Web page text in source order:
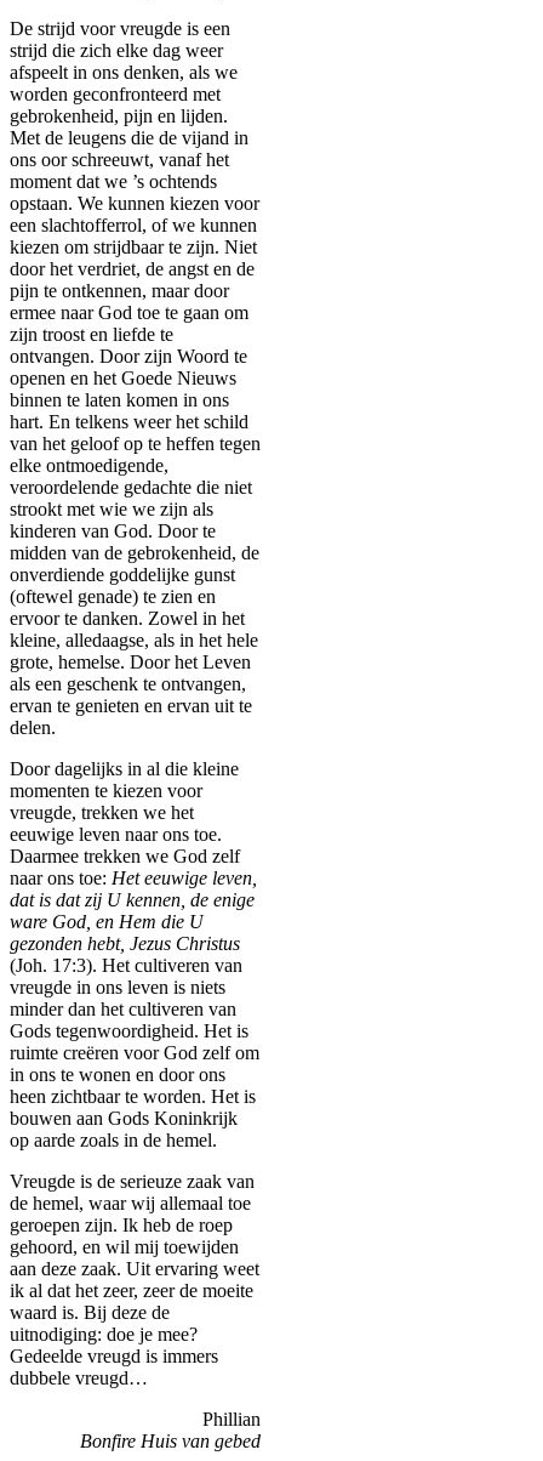
De strijd voor vreugde is een
strijd die zich elke dag weer
afspeelt in ons denken, als we
worden geconfronteerd met
gebrokenheid, pijn en lijden.
Met de leugens die de vijand in
ons oor schreeuwt, vanaf het
moment dat we ’s ochtends
opstaan. We kunnen kiezen voor
een slachtofferrol, of we kunnen
kiezen om strijdbaar te zijn. Niet
door het verdriet, de angst en de
pijn te ontkennen, maar door
ermee naar God toe te gaan om
zijn troost en liefde te
ontvangen. Door zijn Woord te
openen en het Goede Nieuws
binnen te laten komen in ons
hart. En telkens weer het schild
van het geloof op te heffen tegen
elke ontmoedigende,
veroordelende gedachte die niet
strookt met wie we zijn als
kinderen van God. Door te
midden van de gebrokenheid, de
onverdiende goddelijke gunst
(oftewel genade) te zien en
ervoor te danken. Zowel in het
kleine, alledaagse, als in het hele
grote, hemelse. Door het Leven
als een geschenk te ontvangen,
ervan te genieten en ervan uit te
delen.
Door dagelijks in al die kleine
momenten te kiezen voor
vreugde, trekken we het
eeuwige leven naar ons toe.
Daarmee trekken we God zelf
naar ons toe: Het eeuwige leven,
dat is dat zij U kennen, de enige
ware God, en Hem die U
gezonden hebt, Jezus Christus
(Joh. 17:3). Het cultiveren van
vreugde in ons leven is niets
minder dan het cultiveren van
Gods tegenwoordigheid. Het is
ruimte creëren voor God zelf om
in ons te wonen en door ons
heen zichtbaar te worden. Het is
bouwen aan Gods Koninkrijk
op aarde zoals in de hemel.
Vreugde is de serieuze zaak van
de hemel, waar wij allemaal toe
geroepen zijn. Ik heb de roep
gehoord, en wil mij toewijden
aan deze zaak. Uit ervaring weet
ik al dat het zeer, zeer de moeite
waard is. Bij deze de
uitnodiging: doe je mee?
Gedeelde vreugd is immers
dubbele vreugd…
Phillian
Bonfire Huis van gebed